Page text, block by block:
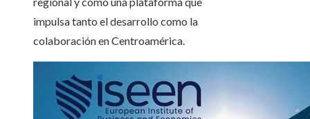
impulsa tanto el desarrollo como la
colaboración en Centroamérica.